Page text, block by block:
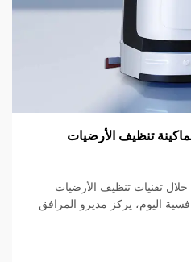
تنظيف الأرضيات
خلال تقنيات تنظيف الأرضيات
اليوم، يركز مديرو المرافق